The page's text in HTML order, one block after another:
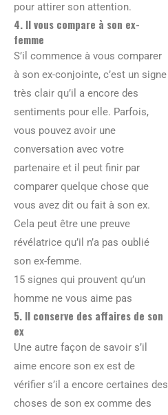
pour attirer son attention.
4. Il vous compare à son ex-
femme
S’il commence à vous comparer
à son ex-conjointe, c’est un signe
très clair qu’il a encore des
sentiments pour elle. Parfois,
vous pouvez avoir une
conversation avec votre
partenaire et il peut finir par
comparer quelque chose que
vous avez dit ou fait à son ex.
Cela peut être une preuve
révélatrice qu’il n’a pas oublié
son ex-femme.
15 signes qui prouvent qu’un
homme ne vous aime pas
5. Il conserve des affaires de son
ex
Une autre façon de savoir s’il
aime encore son ex est de
vérifier s’il a encore certaines des
choses de son ex comme des